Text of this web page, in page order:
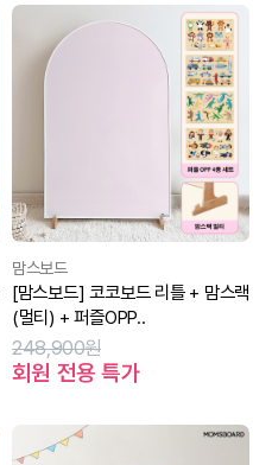
맘스보드
[맘스보드] 코코보드 리틀 + 맘스랙
(멀티) + 퍼즐OPP..
248,900원
회원 전용 특가